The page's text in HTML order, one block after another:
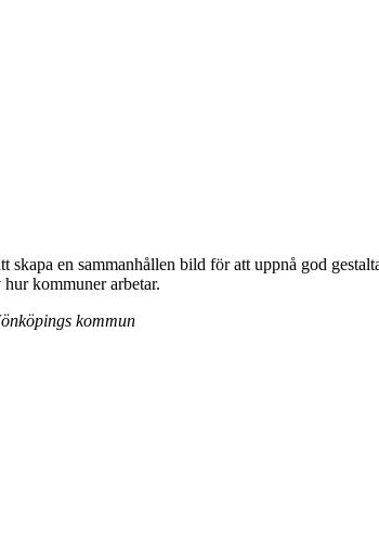
en sammanhållen bild för att uppnå god
kommuner arbetar.
kommun